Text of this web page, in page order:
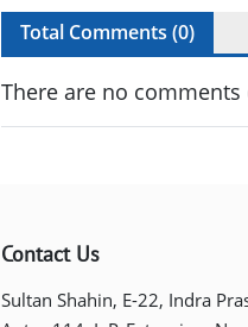
Total Comments (0)
There are no
Contact Us
Sultan Shahin, E-22, Indra